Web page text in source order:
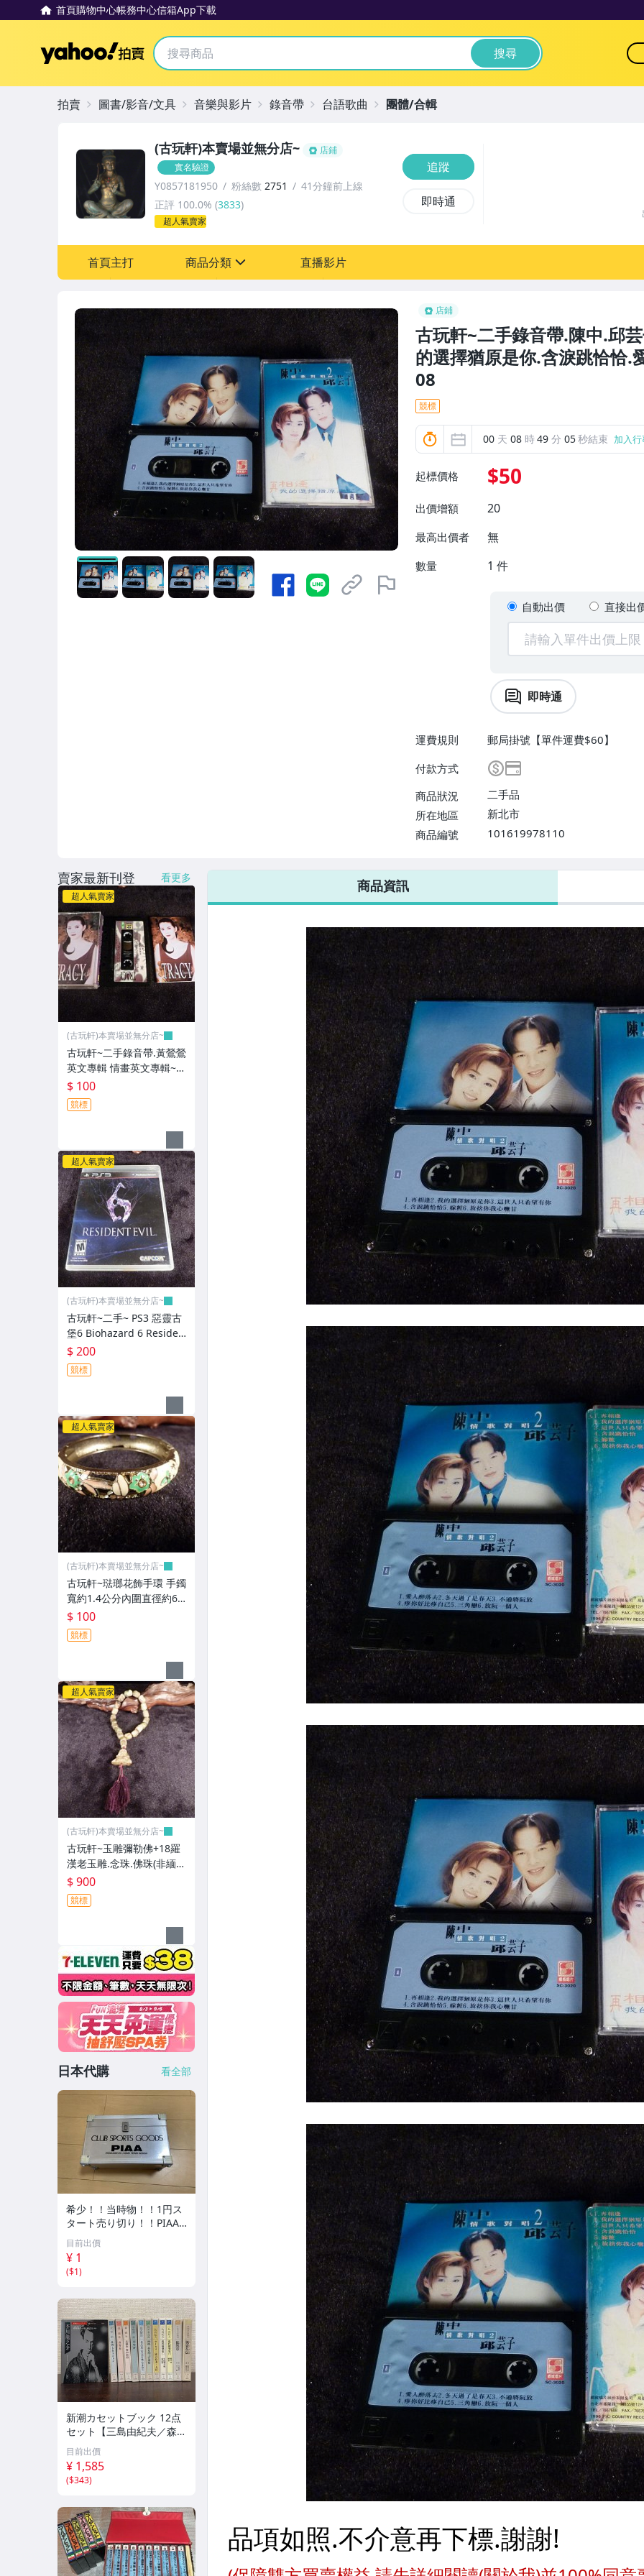
首頁購物中心帳務中心信箱App下載
Yahoo拍賣 搜尋
店鋪
古玩軒~二手錄音帶.陳中.邱
的選擇猶原是你.含淚跳恰恰.
08
競標
00 天 08 時49 分 03秒結束 加入
起標價格 $50
出價增額 20
最高出價者 無
數量 1 件
自動出價 直接出
即時通
運費規則
郵局掛號【單件運費$60】
付款方式
商品狀況
二手品
所在地區
新北市
商品編號
101619978110
(古玩軒)本賣場並無分店~
店鋪
實名驗證
Y0857181950 粉絲數 2751
41分鐘前上線
正評 100.0% (3833)
超人氣賣家
追蹤
即時通
首頁主打 商品分類 直播影片
拍賣 圖書/影音/文具 音樂與影片 錄音帶 台語歌曲 團體/合輯
商品資訊
賣家最新刊登 看更多
超人氣賣家
(古玩軒)本賣場並無分店~
古玩軒~二手錄音帶.黃鶯鶯
英文專輯 情畫英文專輯~G
GG101
$ 100
競標
超人氣賣家
(古玩軒)本賣場並無分店~
古玩軒~二手~ PS3 惡靈古
堡6 Biohazard 6 Residen
t Evil 6 -英文~GGG100
$ 200
競標
超人氣賣家
(古玩軒)本賣場並無分店~
古玩軒~琺瑯花飾手環 手鐲
寬約1.4公分內圍直徑約6.1
公分(非緬甸玉.翡翠.藍寶)G
GG99
$ 100
競標
超人氣賣家
(古玩軒)本賣場並無分店~
古玩軒~玉雕彌勒佛+18羅
漢老玉雕.念珠.佛珠(非緬甸
玉.漢白玉.雞血石.紫羅藍.
舒俱萊.綠松石.澎湖文石)G
GG98
$ 900
競標
日本代購 看全部
希少！！当時物！！1円ス
タート売り切り！！PIAA
CLUB SPORTS GOODS ア
ルミケース 収納
目前出價
¥ 1
($1)
新潮カセットブック 12点
セット【三島由紀夫／森外
／太宰治／芥川龍之介／谷
崎潤一郎／宮沢賢治／他】
新潮社
目前出價
¥ 1,585
($343)